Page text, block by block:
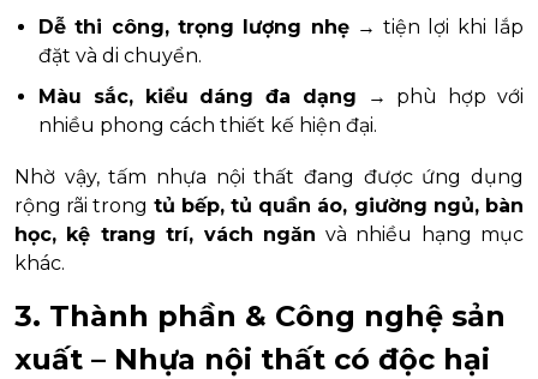
Dễ thi công, trọng lượng nhẹ→ tiện lợi khi lắp
đặt và di chuyển.
Màu sắc, kiểu dáng đa dạng → phù hợp với
nhiều phong cách thiết kế hiện đại.
Nhờ vậy, tấm nhựa nội thất đang được ứng dụng
rộng rãi trong tủ bếp, tủ quần áo, giường ngủ, bàn
học, kệ trang trí, vách ngăn và nhiều hạng mục
khác.
3. Thành phần & Công nghệ sản
xuất – Nhựa nội thất có độc hại